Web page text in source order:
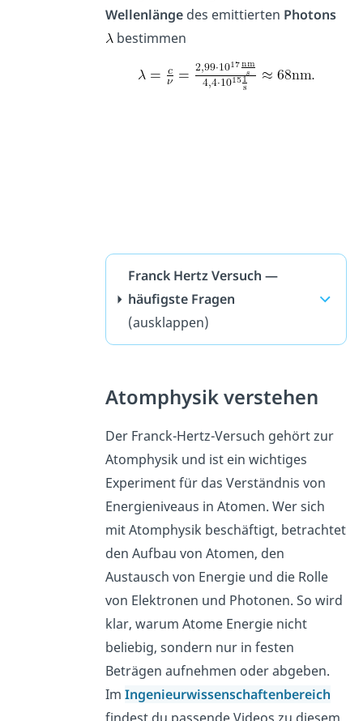
Wellenlänge des emittierten Photons
bestimmen
Franck Hertz Versuch —
häufigste Fragen
(ausklappen)
Atomphysik verstehen
Der Franck-Hertz-Versuch gehört zur
Atomphysik und ist ein wichtiges
Experiment für das Verständnis von
Energieniveaus in Atomen. Wer sich
mit Atomphysik beschäftigt, betrachtet
den Aufbau von Atomen, den
Austausch von Energie und die Rolle
von Elektronen und Photonen. So wird
klar, warum Atome Energie nicht
beliebig, sondern nur in festen
Beträgen aufnehmen oder abgeben.
ImIngenieurwissenschaftenbereich